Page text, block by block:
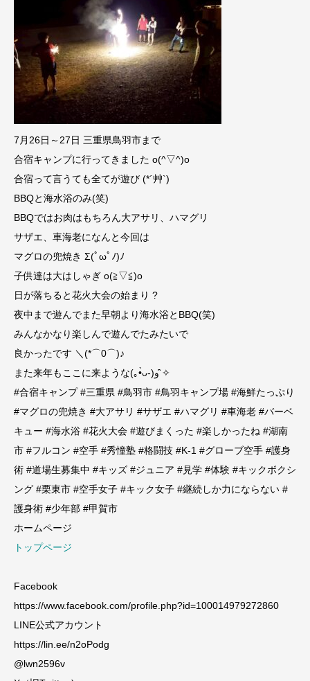
7月26日～27日 三重県鳥羽市まで
合宿キャンプに行ってきました o(^▽^)o
合宿って言うても全てが遊び (*´艸`)
BBQと海水浴のみ(笑)
BBQではお肉はもちろん大アサリ、ハマグリ
サザエ、車海老になんと今回は
マグロの兜焼き Σ(ﾟωﾟﾉ)ﾉ
子供達は大はしゃぎ o(≧▽≦)o
日が落ちると花火大会の始まり ?
夜中まで遊んでまた早朝より海水浴とBBQ(笑)
みんなかなり楽しんで遊んでたみたいで
良かったです ＼(*⌒0⌒)♪
また来年もここに来ような(｡•̀ᴗ-)و ̑̑✧
#合宿キャンプ #三重県 #鳥羽市 #鳥羽キャンプ場 #海鮮たっぷり
#マグロの兜焼き #大アサリ #サザエ #ハマグリ #車海老 #バーベ
キュー #海水浴 #花火大会 #遊びまくった #楽しかったね #湖南
市 #フルコン #空手 #秀憧塾 #格闘技 #K-1 #グローブ空手 #護身
術 #道場生募集中 #キッズ #ジュニア #見学 #体験 #キックボクシ
ング #栗東市 #空手女子 #キック女子 #継続しか力にならない #
護身術 #少年部 #甲賀市
ホームページ
トップページ
Facebook
https://www.facebook.com/profile.php?id=100014979272860
LINE公式アカウント
https://lin.ee/n2oPodg
@lwn2596v